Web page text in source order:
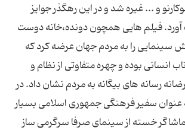
و ... غیره شد و در این رهگذر جوایز
آورد. فیلم هایی همچون دونده،خانه دوست
را به مردم جهان عرضه کرد که
انسانی بوده و چهره متفاوتی از نظام و
رسانه های بیگانه به مردم نشان داد. در
عنوان سفیر فرهنگی جمهوری اسلامی بسیار
خسته از سینمای صرفا سرگرمی ساز